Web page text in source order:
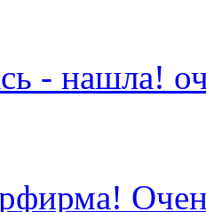
- нашла!